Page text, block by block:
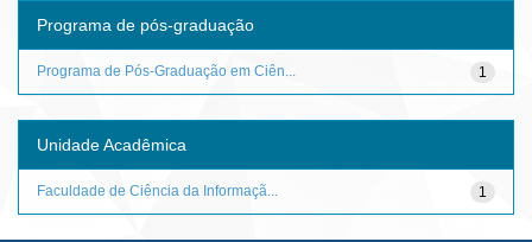
Programa de pós-graduação
1
Programa de Pós-Graduação em Ciên...
Unidade Acadêmica
1
Faculdade de Ciência da Informaçã...